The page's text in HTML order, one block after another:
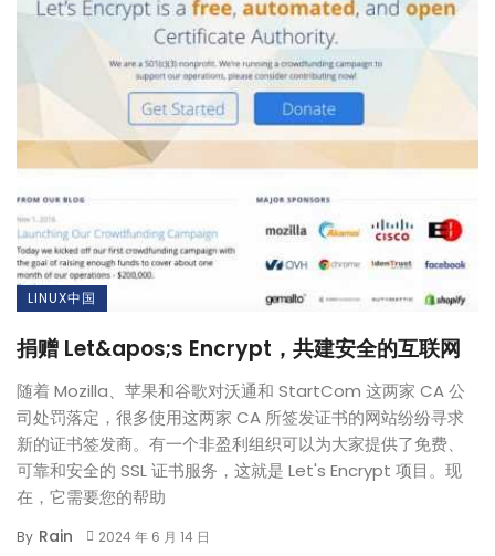
LINUX中国
捐赠 Let&apos;s Encrypt，共建安全的互联网
随着 Mozilla、苹果和谷歌对沃通和 StartCom 这两家 CA 公
司处罚落定，很多使用这两家 CA 所签发证书的网站纷纷寻求
新的证书签发商。有一个非盈利组织可以为大家提供了免费、
可靠和安全的 SSL 证书服务，这就是 Let's Encrypt 项目。现
在，它需要您的帮助
By Rain 2024 年 6 月 14 日